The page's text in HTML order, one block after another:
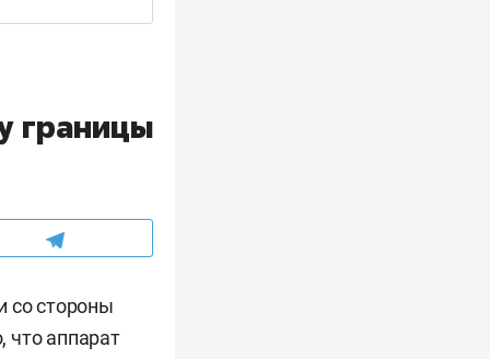
границы
со стороны
аппарат